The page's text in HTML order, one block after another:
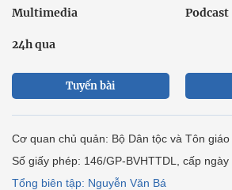
Multimedia Podcast
24h qua
Tuyến bài
Cơ quan chủ quản: Bộ Dân tộc và Tôn giáo
Số giấy phép: 146/GP-BVHTTDL, cấp
Tổng biên tập: Nguyễn Văn Bá